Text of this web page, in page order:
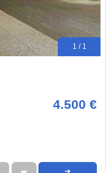
1 / 1
4.500 €
➜